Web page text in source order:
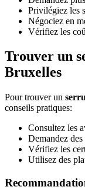
Privilégiez les
Négociez en
Vérifiez les
Trouver un
Bruxelles
Pour trouver un
conseils pratiques:
Consultez les
Demandez
Vérifiez les
Utilisez des